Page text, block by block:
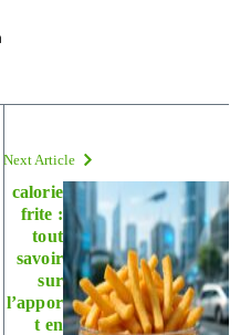
Next Article
calorie
frite :
tout
savoir
sur
l’appor
t en